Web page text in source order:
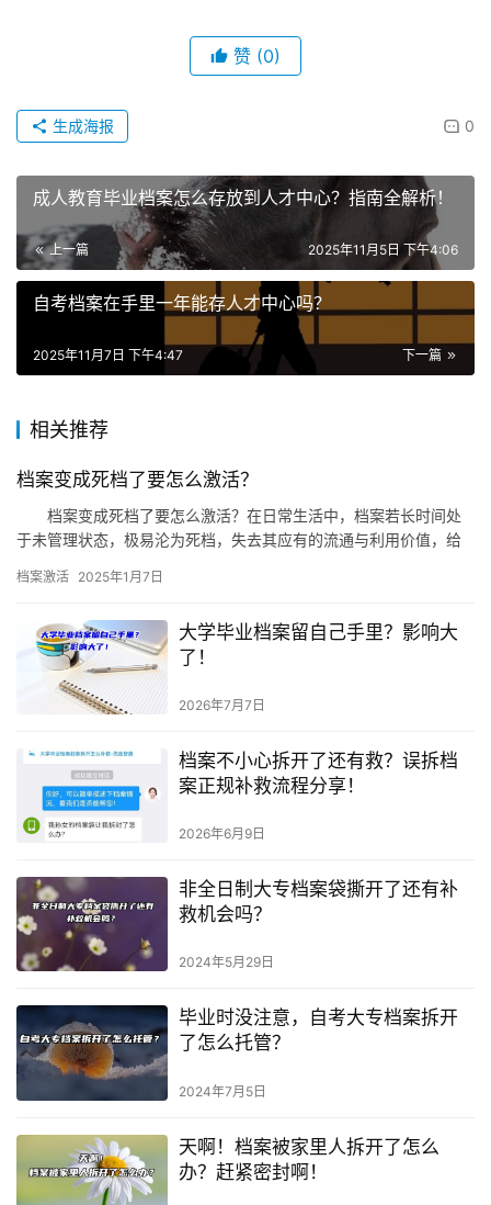
赞 (0)
0
生成海报
成人教育毕业档案怎么存放到人才中心？指南全解析！
上一篇 2025年11月5日 下午4:06
自考档案在手里一年能存人才中心吗？
下一篇
2025年11月7日 下午4:47
相关推荐
档案变成死档了要怎么激活？
档案变成死档了要怎么激活？在日常生活中，档案若长时间处
于未管理状态，极易沦为死档，失去其应有的流通与利用价值，给
档案激活 2025年1月7日
大学毕业档案留自己手里？影响大
了！
2026年7月7日
档案不小心拆开了还有救？误拆档
案正规补救流程分享！
2026年6月9日
非全日制大专档案袋撕开了还有补
救机会吗？
2024年5月29日
毕业时没注意，自考大专档案拆开
了怎么托管？
2024年7月5日
天啊！档案被家里人拆开了怎么
办？赶紧密封啊！